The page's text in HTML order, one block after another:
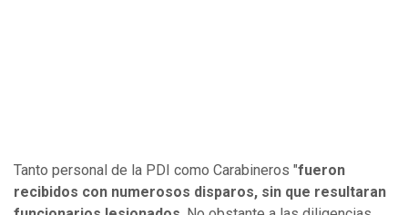
Tanto personal de la PDI como Carabineros "fueron
recibidos con numerosos disparos, sin que resultaran